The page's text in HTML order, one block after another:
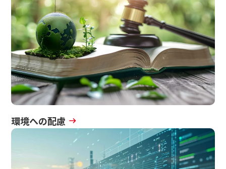
イノベーション
イノベーション
採用情報
ニュース
お問い合わせ
環境への配慮